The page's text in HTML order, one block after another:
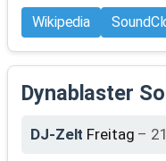
Wikipedia
Dynablaster
DJ-Zelt Freitag –